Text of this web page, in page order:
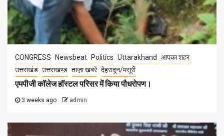
CONGRESS Newsbeat Politics Uttarakhand
आपका शहर
उत्तराखंड उत्तराखण्ड ताज़ा ख़बरें देहरादून/मसूरी
एमपीजी कॉलेज हॉस्टल परिसर में किया पौधरोपण।
3 weeks ago admin